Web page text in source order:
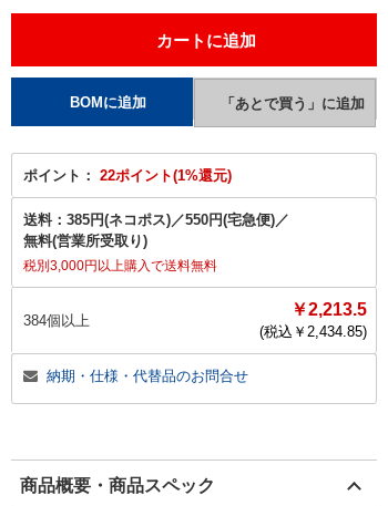
ポイント： 22ポイント(1%還元)
送料： 385円(ネコポス)／550円(宅急便)／
無料(営業所受取り)
税別3,000円以上購入で送料無料
384個以上
￥2,213.5
(税込￥ 2,434.85)
納期・仕様・代替品のお問合せ
商品概要・商品スペック